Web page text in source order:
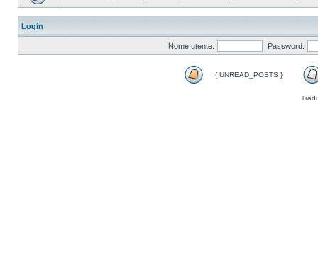
Login
Nome utente: Password:
{ UNREAD_POSTS }